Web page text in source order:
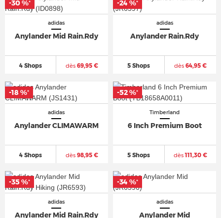
adidas
Anylander Mid Rain.Rdy
4 Shops dès 69,95 €
-30 %*
adidas
Anylander Rain.Rdy
5 Shops dès64,95 €
-24 %*
adidas
Anylander CLIMAWARM
4 Shops dès 98,95 €
-18 %*
Timberland
6 Inch Premium Boot
5 Shops dès111,30 €
-52 %*
adidas
Anylander Mid Rain.Rdy
-35 %*
adidas
Anylander Mid
-34 %*